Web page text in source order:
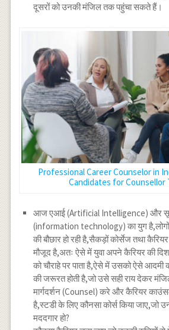
दूसरों को उनकी मंजिल तक पहुंचा सकते हैं।
Professional Career Counselor in
Candidates for Counsellor
आज एआई (Artificial Intelligence) और
(information technology) का युग
की बौछार हो रही है,सैकड़ों कोर्सेज तथा
मौजूद है,अतः ऐसे में युवा अपने कैरियर की
को चौराहे पर पाता है,ऐसे में उसको ऐसे
की जरूरत होती है,जो उसे सही राय देकर
मार्गदर्शन (Counsel) करे और कैरियर
है,स्टडी के लिए कौनसा कोर्स किया जाए,जो
मददगार हो?